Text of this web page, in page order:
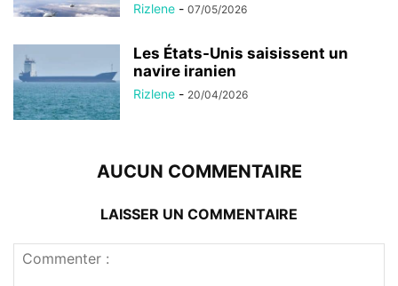
Rizlene - 07/05/2026
Les États-Unis saisissent un
navire iranien
Rizlene - 20/04/2026
AUCUN COMMENTAIRE
LAISSER UN COMMENTAIRE